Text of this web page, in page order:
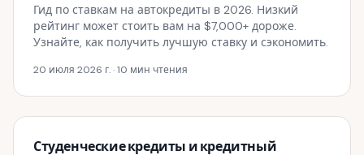
Гид по ставкам на автокредиты в 2026. Низкий
рейтинг может стоить вам на $7,000+ дороже.
Узнайте, как получить лучшую ставку и сэкономить.
20 июля 2026 г.· 10 мин чтения
Студенческие кредиты и кредитный